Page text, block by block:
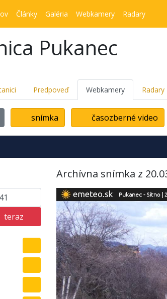
Články Galéria Webkamery Radary
Pukanec
Predpoveď Webkamery Radary
snímka časozberné video
teraz
Archívna snímka z